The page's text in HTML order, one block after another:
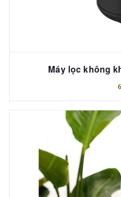
Máy lọc không